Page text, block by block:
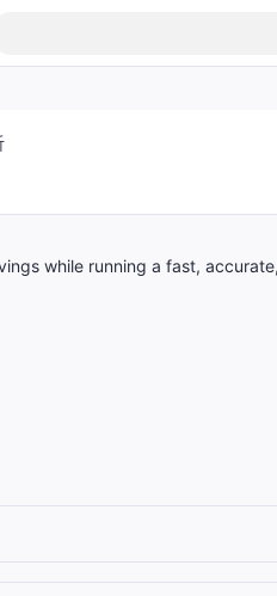
while running a fast,